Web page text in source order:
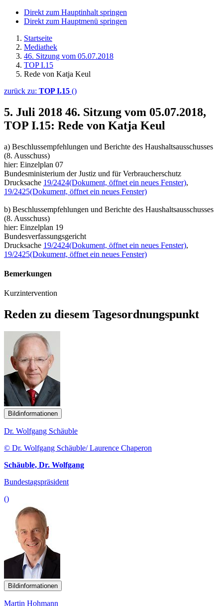
Direkt zum Hauptinhalt springen
Direkt zum Hauptmenü springen
Startseite
Mediathek
46. Sitzung vom 05.07.2018
TOP I.15
Rede von Katja Keul
zurück zu: TOP I.15 ()
5. Juli 2018 46. Sitzung vom 05.07.2018,
TOP I.15: Rede von Katja Keul
a) Beschlussempfehlungen und Berichte des Haushaltsausschusses
(8. Ausschuss)
hier: Einzelplan 07
Bundesministerium der Justiz und für Verbraucherschutz
Drucksache 19/2424(Dokument, öffnet ein neues Fenster),
19/2425(Dokument, öffnet ein neues Fenster)
b) Beschlussempfehlungen und Berichte des Haushaltsausschusses
(8. Ausschuss)
hier: Einzelplan 19
Bundesverfassungsgericht
Drucksache 19/2424(Dokument, öffnet ein neues Fenster),
19/2425(Dokument, öffnet ein neues Fenster)
Bemerkungen
Kurzintervention
Reden zu diesem Tagesordnungspunkt
Bildinformationen
Dr. Wolfgang Schäuble
© Dr. Wolfgang Schäuble/ Laurence Chaperon
Schäuble, Dr. Wolfgang
Bundestagspräsident
()
Bildinformationen
Martin Hohmann